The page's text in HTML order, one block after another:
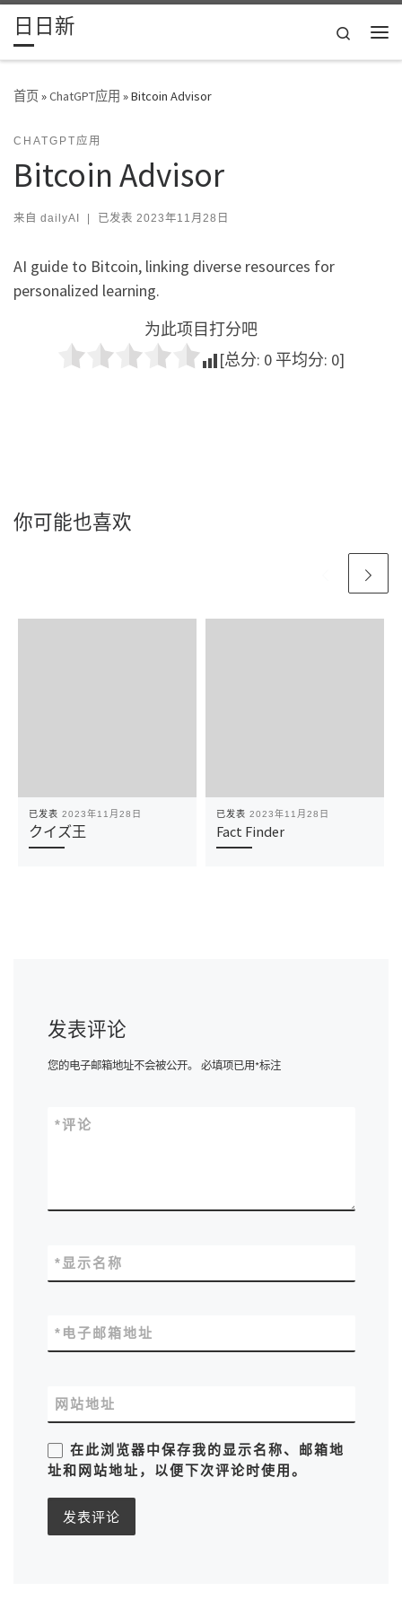
Skip to content
日日新
Search
首页»ChatGPT应用 »Bitcoin Advisor
CHATGPT应用
Bitcoin Advisor
来自 dailyAI | 已发表 2023年11月28日
AI guide to Bitcoin, linking diverse resources for
personalized learning.
为此项目打分吧
[总分: 0 平均分: 0]
你可能也喜欢
已发表 2023年11月28日
クイズ王
已发表 2023年11月28日
Fact Finder
发表评论
您的电子邮箱地址不会被公开。 必填项已用*标注
评论
*
显示名称
*
电子邮箱地址
*
网站地址
在此浏览器中保存我的显示名称、邮箱地
址和网站地址，以便下次评论时使用。